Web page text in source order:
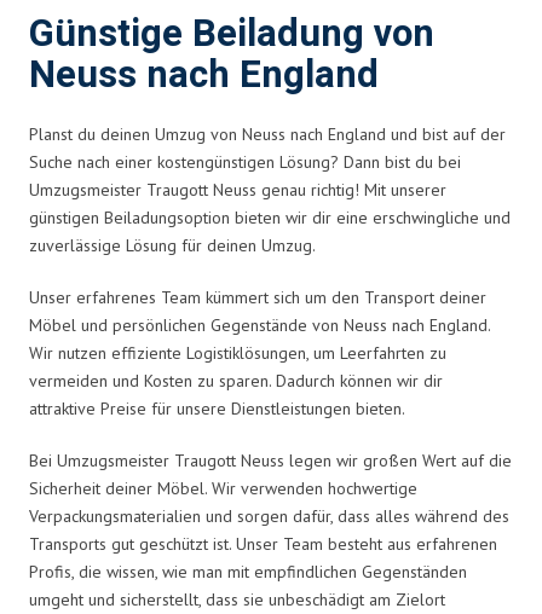
Günstige Beiladung von
Neuss nach England
Planst du deinen Umzug von Neuss nach England und bist auf der
Suche nach einer kostengünstigen Lösung? Dann bist du bei
Umzugsmeister Traugott Neuss genau richtig! Mit unserer
günstigen Beiladungsoption bieten wir dir eine erschwingliche und
zuverlässige Lösung für deinen Umzug.
Unser erfahrenes Team kümmert sich um den Transport deiner
Möbel und persönlichen Gegenstände von Neuss nach England.
Wir nutzen effiziente Logistiklösungen, um Leerfahrten zu
vermeiden und Kosten zu sparen. Dadurch können wir dir
attraktive Preise für unsere Dienstleistungen bieten.
Bei Umzugsmeister Traugott Neuss legen wir großen Wert auf die
Sicherheit deiner Möbel. Wir verwenden hochwertige
Verpackungsmaterialien und sorgen dafür, dass alles während des
Transports gut geschützt ist. Unser Team besteht aus erfahrenen
Profis, die wissen, wie man mit empfindlichen Gegenständen
umgeht und sicherstellt, dass sie unbeschädigt am Zielort